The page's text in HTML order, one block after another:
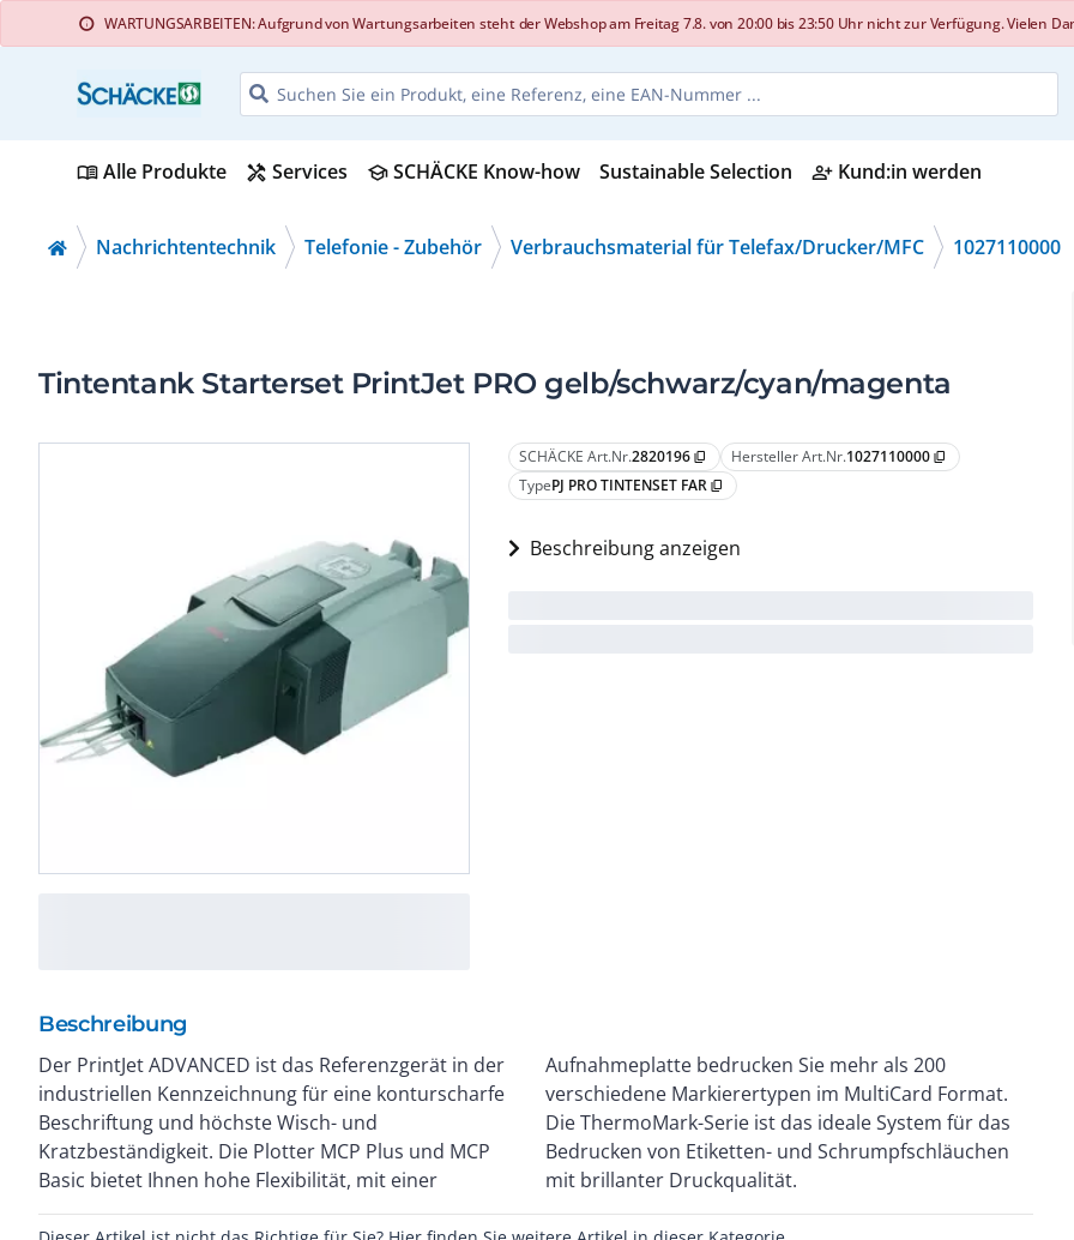
info WARTUNGSARBEITEN: Aufgrund von Wartungsarbeiten steht der Webshop am Freitag 7.8. von 20:00 bis 23:50 Uhr nicht zur Verfügung. Vielen
menu_bookAlle Produkte handyman Services schoolSCHÄCKE Know-how Sustainable Selection person_add_alt Kund:in werden
Nachrichtentechnik Telefonie - Zubehör Verbrauchsmaterial für Telefax/Drucker/MFC 1027110000
Tintentank Starterset PrintJet PRO gelb/schwarz/cyan/magenta
SCHÄCKE Art.Nr.2820196 content_copy Hersteller Art.Nr.1027110000 content_copy
TypePJ PRO TINTENSET FAR content_copy
Beschreibung anzeigen
Beschreibung
Der PrintJet ADVANCED ist das Referenzgerät in der
industriellen Kennzeichnung für eine konturscharfe
Beschriftung und höchste Wisch- und
Kratzbeständigkeit. Die Plotter MCP Plus und MCP
Basic bietet Ihnen hohe Flexibilität, mit einer
Aufnahmeplatte bedrucken Sie mehr als 200
verschiedene Markierertypen im MultiCard Format.
Die ThermoMark-Serie ist das ideale System für das
Bedrucken von Etiketten- und Schrumpfschläuchen
mit brillanter Druckqualität.